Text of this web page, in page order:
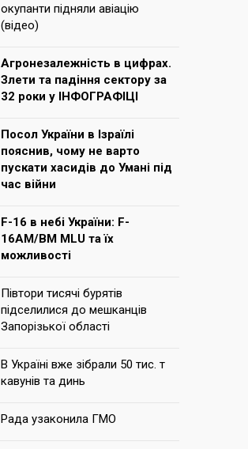
окупанти підняли авіацію
(відео)
Агронезалежність в цифрах.
Злети та падіння сектору за
32 роки у ІНФОГРАФІЦІ
Посол України в Ізраїлі
пояснив, чому не варто
пускати хасидів до Умані під
час війни
F-16 в небі України: F-
16AM/BM MLU та їх
можливості
Півтори тисячі бурятів
підселилися до мешканців
Запорізької області
В Україні вже зібрали 50 тис. т
кавунів та динь
Рада узаконила ГМО